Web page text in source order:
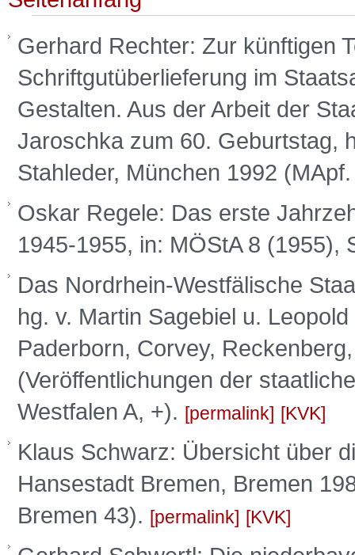
Gerhard Rechter: Zur künftigen
Schriftgutüberlieferung im
Gestalten. Aus der Arbeit der
Jaroschka zum 60. Geburtstag,
Stahleder, München 1992
Oskar Regele: Das erste
1945-1955, in: MÖStA 8 (1955),
Das Nordrhein-Westfälische
hg. v. Martin Sagebiel u.
Paderborn, Corvey,
(Veröffentlichungen der
Westfalen A, +).
permalink KVK
Klaus Schwarz: Übersicht über
Hansestadt Bremen, Bremen
Bremen 43).
permalink KVK